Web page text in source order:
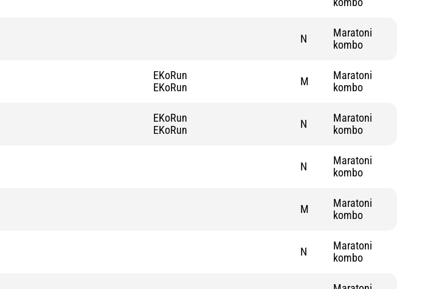
N
Maratoni
kombo
EKoRun
EKoRun
M
Maratoni
kombo
EKoRun
EKoRun
N
Maratoni
kombo
N
Maratoni
kombo
M
Maratoni
kombo
N
Maratoni
kombo